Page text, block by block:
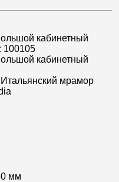
кабинетный
100105
кабинетный
мрамор
мм